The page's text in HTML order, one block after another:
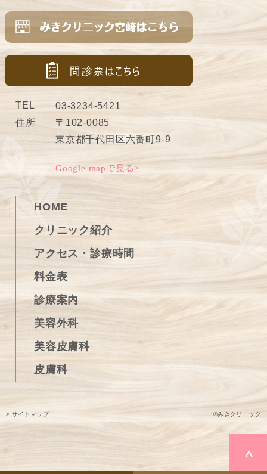
TEL
03-3234-5421
住所
〒102-0085
東京都千代田区六番町9-9
Google mapで見る>
HOME
クリニック紹介
アクセス・診療時間
料金表
診療案内
美容外科
美容皮膚科
皮膚科
> サイトマップ ©みきクリニック